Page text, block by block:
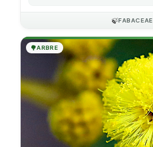
🍃FABACEAE
🌳ARBRE